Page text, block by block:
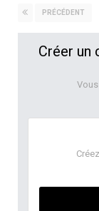
PRÉCÉDENT
Créer un